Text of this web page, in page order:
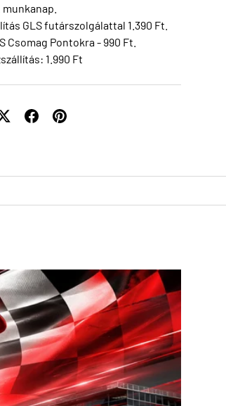
munkanap.
GLS futárszolgálattal 1.390 Ft.
Csomag Pontokra - 990 Ft.
1.990 Ft